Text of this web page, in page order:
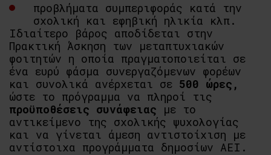
προβλήματα συμπεριφοράς κατά την
σχολική και εφηβική ηλικία κλπ.
Ιδιαίτερο βάρος αποδίδεται στην
Πρακτική Άσκηση των μεταπτυχιακών
φοιτητών η οποία πραγματοποιείται σε
ένα ευρύ φάσμα συνεργαζόμενων φορέων
και συνολικά ανέρχεται σε 500 ώρες,
ώστε το πρόγραμμα να πληροί τις
προϋποθέσεις συνάφειας με το
αντικείμενο της σχολικής ψυχολογίας
και να γίνεται άμεση αντιστοίχιση με
αντίστοιχα προγράμματα δημοσίων ΑΕΙ.